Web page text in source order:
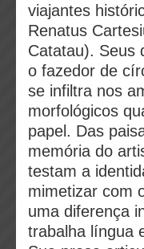
viajantes
Renatus
Catatau). Seus
o fazedor de
se infiltra nos
morfológicos
papel. Das
memória do
testam a
mimetizar com
uma diferença
trabalha língua